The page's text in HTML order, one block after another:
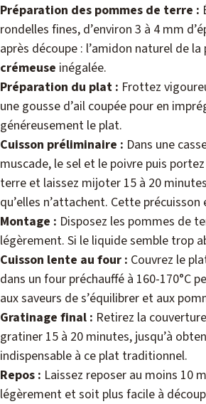
Préparation des pommes de terre :
rondelles fines, d’environ 3 à 4 mm
après découpe : l’amidon naturel de
crémeuse inégalée.
Préparation du plat : Frottez
une gousse d’ail coupée pour en
généreusement le plat.
Cuisson préliminaire : Dans une
muscade, le sel et le poivre puis
terre et laissez mijoter 15 à 20
qu’elles n’attachent. Cette
Montage : Disposez les pommes de
légèrement. Si le liquide semble trop
Cuisson lente au four : Couvrez le
dans un four préchauffé à 160-170°C
aux saveurs de s’équilibrer et aux
Gratinage final : Retirez la
gratiner 15 à 20 minutes, jusqu’à
indispensable à ce plat traditionnel.
Repos : Laissez reposer au moins 10
légèrement et soit plus facile à